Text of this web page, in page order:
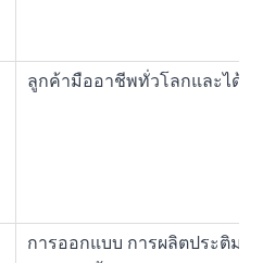
ลูกค้ามืออาชีพทั่วโลกและได้รับ
การออกแบบ การผลิตประติมา